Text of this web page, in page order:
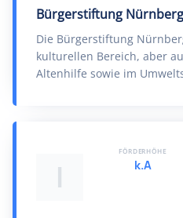
Bürgerstiftung Nürnberg
Die Bürgerstiftung
kulturellen Bereich, aber
Altenhilfe sowie im
I
FÖRDERHÖHE
k.A